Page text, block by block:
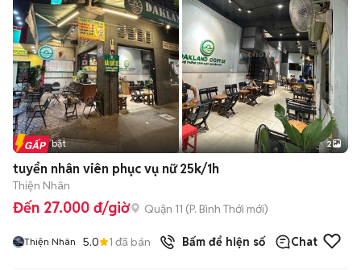
Tin nổi bật 2
tuyển nhân viên phục vụ nữ 25k/1h
Thiện Nhân
Đến 27.000 đ/giờ Quận 11 (P. Bình Thới mới)
Thiện Nhân 5.0 1 đã bán Bấm để hiện số Chat